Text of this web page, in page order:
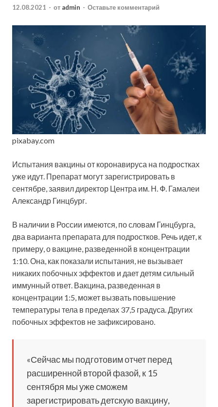
12.08.2021 - от admin - Оставьте комментарий
pixabay.com
Испытания вакцины от коронавируса на подростках
уже идут. Препарат могут зарегистрировать в
сентябре, заявил директор Центра им. Н. Ф. Гамалеи
Александр Гинцбург.
В наличии в России имеются, по словам Гинцбурга,
два варианта препарата для подростков. Речь идет, к
примеру, о вакцине, разведенной в концентрации
1:10. Она, как показали испытания, не вызывает
никаких побочных эффектов и дает детям сильный
иммунный ответ. Вакцина, разведенная в
концентрации 1:5, может вызвать повышение
температуры тела в пределах 37,5 градуса. Других
побочных эффектов не зафиксировано.
«Сейчас мы подготовим отчет перед
расширенной второй фазой, к 15
сентября мы уже сможем
зарегистрировать детскую вакцину,